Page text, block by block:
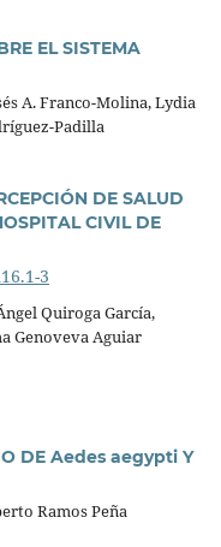
EL SISTEMA
A. Franco-Molina, Lydia
Padilla
DE SALUD
CIVIL DE
3
Quiroga García,
Genoveva Aguiar
DE Aedes aegypti Y
Ramos Peña